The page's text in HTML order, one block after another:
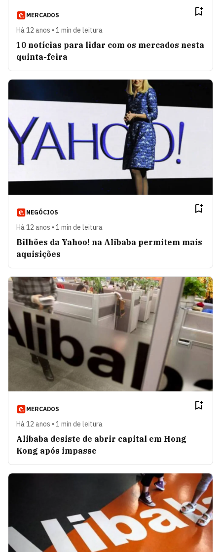
MERCADOS
Há 12 anos • 1 min de leitura
10 notícias para lidar com os mercados nesta
quinta-feira
NEGÓCIOS
Há 12 anos • 1 min de leitura
Bilhões da Yahoo! na Alibaba permitem mais
aquisições
MERCADOS
Há 12 anos • 1 min de leitura
Alibaba desiste de abrir capital em Hong
Kong após impasse